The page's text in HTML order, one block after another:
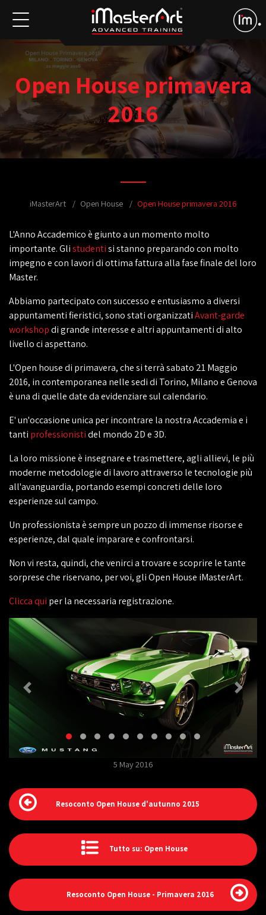
Open House primavera
2016
iMasterArt Open House Open House primavera 2016
L'Anno Accademico è giunto a un momento molto
importante. Glistudentisi stanno preparando con molto
impegno e con lavori di ottima fattura alla fase finale del loro
Master.
Abbiamo partecipato con successo e entusiasmo a diversi
appuntamenti fieristici, sono stati organizzatiAvant-garde
workshopdi grande interesse e altri appuntamenti di alto
livello ci aspettano.
L'Open house di primavera, che si terrà sabato 21 Maggio
2016, in contemporanea nelle sedi di Torino, Milano e Genova
è una di quelle date da evidenziare sul calendario.
E' un'occasione unica per incontrare la nostra Accademia e i
tanti professionistidel mondo 2D e 3D.
La loro missione è insegnare e trasmettere, agli allievi, le più
moderne metodologie di lavoro attraverso le tecnologie più
all'avanguardia, portando esempi concreti delle loro
esperienze sul campo.
Un professionista è sempre un pozzo di immense risorse e
esperienze, dal quale imparare e confrontarsi.
Non vi resta, quindi, che venirci a trovare e scoprire le tante
sorprese che riservano, per voi, gli Open House iMasterArt.
Clicca qui per la necessaria registrazione.
5 May 2016
Resoconto Open House d'autunno 2015
Tutto su: Open House
Resoconto Open House - Primavera 2016